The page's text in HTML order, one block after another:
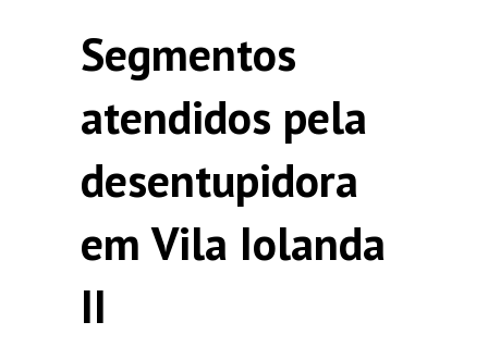
Segmentos
atendidos pela
desentupidora
em Vila Iolanda
II